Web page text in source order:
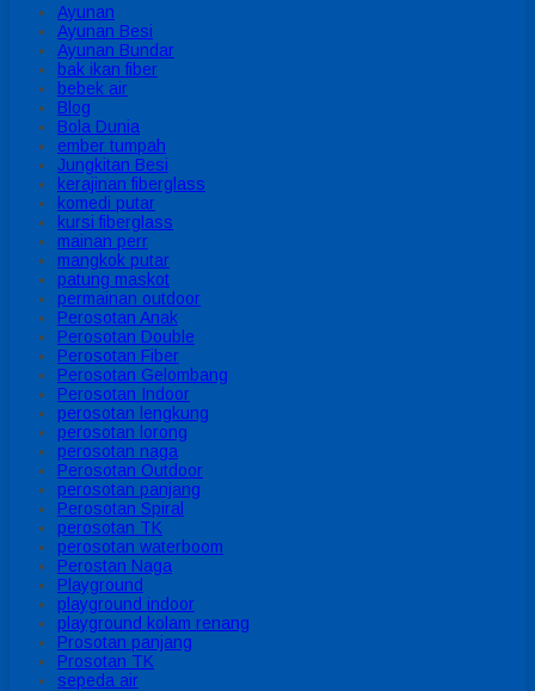
Ayunan
Ayunan Besi
Ayunan Bundar
bak ikan fiber
bebek air
Blog
Bola Dunia
ember tumpah
Jungkitan Besi
kerajinan fiberglass
komedi putar
kursi fiberglass
mainan perr
mangkok putar
patung maskot
permainan outdoor
Perosotan Anak
Perosotan Double
Perosotan Fiber
Perosotan Gelombang
Perosotan Indoor
perosotan lengkung
perosotan lorong
perosotan naga
Perosotan Outdoor
perosotan panjang
Perosotan Spiral
perosotan TK
perosotan waterboom
Perostan Naga
Playground
playground indoor
playground kolam renang
Prosotan panjang
Prosotan TK
sepeda air